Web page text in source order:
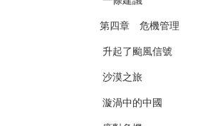
第四章 危機管理
升起了颱風信號
沙漠之旅
漩渦中的中國